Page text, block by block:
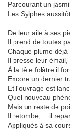
Parcourant un
Les Sylphes
De leur aile à ses
Il prend de toutes
Chaque plume déjà
Il presse leur
À la tête folâtre il
Encore un dernier
Et l'ouvrage est
Quel nouveau
Mais un reste de
Il retombe,… il
Appliqués à sa